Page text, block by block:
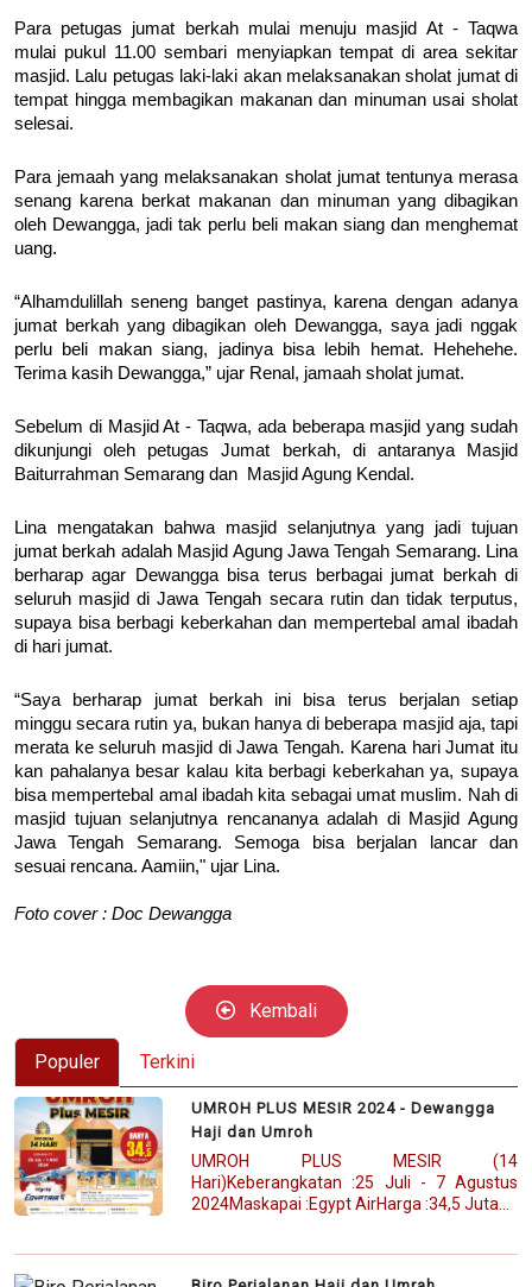
Para petugas jumat berkah mulai menuju masjid At - Taqwa
mulai pukul 11.00 sembari menyiapkan tempat di area sekitar
masjid. Lalu petugas laki-laki akan melaksanakan sholat jumat di
tempat hingga membagikan makanan dan minuman usai sholat
selesai.
Para jemaah yang melaksanakan sholat jumat tentunya merasa
senang karena berkat makanan dan minuman yang dibagikan
oleh Dewangga, jadi tak perlu beli makan siang dan menghemat
uang.
“Alhamdulillah seneng banget pastinya, karena dengan adanya
jumat berkah yang dibagikan oleh Dewangga, saya jadi nggak
perlu beli makan siang, jadinya bisa lebih hemat. Hehehehe.
Terima kasih Dewangga,” ujar Renal, jamaah sholat jumat.
Sebelum di Masjid At - Taqwa, ada beberapa masjid yang sudah
dikunjungi oleh petugas Jumat berkah, di antaranya Masjid
Baiturrahman Semarang dan Masjid Agung Kendal.
Lina mengatakan bahwa masjid selanjutnya yang jadi tujuan
jumat berkah adalah Masjid Agung Jawa Tengah Semarang. Lina
berharap agar Dewangga bisa terus berbagai jumat berkah di
seluruh masjid di Jawa Tengah secara rutin dan tidak terputus,
supaya bisa berbagi keberkahan dan mempertebal amal ibadah
di hari jumat.
“Saya berharap jumat berkah ini bisa terus berjalan setiap
minggu secara rutin ya, bukan hanya di beberapa masjid aja, tapi
merata ke seluruh masjid di Jawa Tengah. Karena hari Jumat itu
kan pahalanya besar kalau kita berbagi keberkahan ya, supaya
bisa mempertebal amal ibadah kita sebagai umat muslim. Nah di
masjid tujuan selanjutnya rencananya adalah di Masjid Agung
Jawa Tengah Semarang. Semoga bisa berjalan lancar dan
sesuai rencana. Aamiin," ujar Lina.
Foto cover : Doc Dewangga
Kembali
Populer Terkini
UMROH PLUS MESIR 2024 - Dewangga
Haji dan Umroh
UMROH PLUS MESIR (14
Hari)Keberangkatan :25 Juli - 7 Agustus
2024Maskapai :Egypt AirHarga :34,5 Juta...